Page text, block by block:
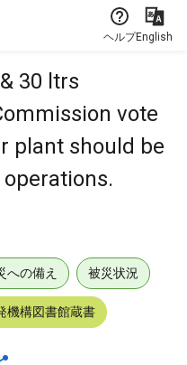
ヘルプEnglish
30 ltrs
vote
plant should be
への備え 被災状況
機構図書館蔵書